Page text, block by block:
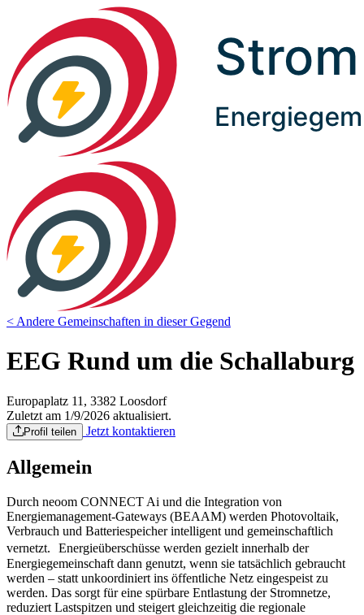
< Andere Gemeinschaften in dieser Gegend
EEG Rund um die Schallaburg
Europaplatz 11, 3382 Loosdorf
Zuletzt am 1/9/2026 aktualisiert.
Profil teilen Jetzt kontaktieren
Allgemein
Durch neoom CONNECT Ai und die Integration von
Energiemanagement-Gateways (BEAAM) werden Photovoltaik,
Verbrauch und Batteriespeicher intelligent und gemeinschaftlich
vernetzt. Energieüberschüsse werden gezielt innerhalb der
Energiegemeinschaft dann genutzt, wenn sie tatsächlich gebraucht
werden – statt unkoordiniert ins öffentliche Netz eingespeist zu
werden. Das sorgt für eine spürbare Entlastung der Stromnetze,
reduziert Lastspitzen und steigert gleichzeitig die regionale